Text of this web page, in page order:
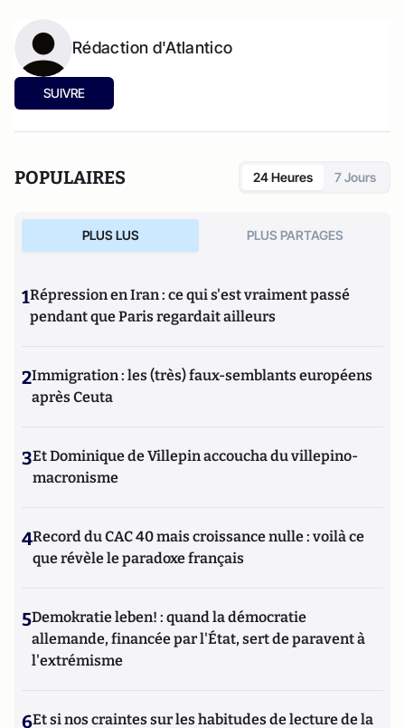
Rédaction d'Atlantico
SUIVRE
POPULAIRES 24 Heures 7 Jours
PLUS LUS PLUS PARTAGES
1Répression en Iran : ce qui s'est vraiment passé
pendant que Paris regardait ailleurs
2Immigration : les (très) faux-semblants européens
après Ceuta
3Et Dominique de Villepin accoucha du villepino-
macronisme
4Record du CAC 40 mais croissance nulle : voilà ce
que révèle le paradoxe français
5Demokratie leben! : quand la démocratie
allemande, financée par l'État, sert de paravent à
l'extrémisme
6Et si nos craintes sur les habitudes de lecture de la